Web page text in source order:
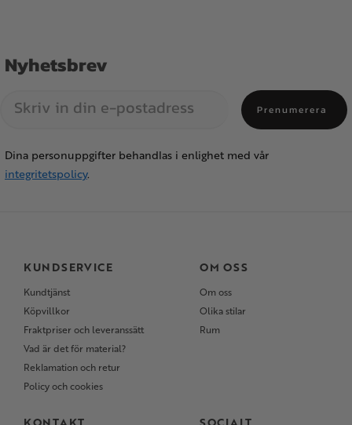
Nyhetsbrev
Prenumerera
Dina personuppgifter behandlas i enlighet med vår
integritetspolicy.
KUNDSERVICE
Kundtjänst
Köpvillkor
Fraktpriser och leveranssätt
Vad är det för material?
Reklamation och retur
Policy och cookies
OM OSS
Om oss
Olika stilar
Rum